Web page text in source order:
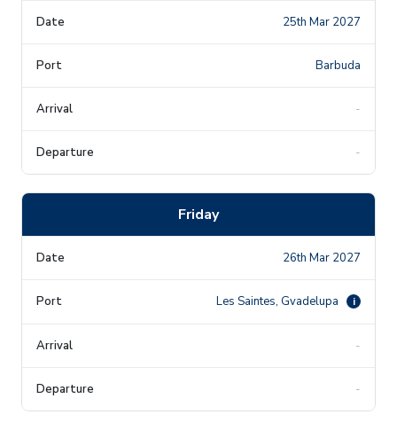
25th Mar 2027
Barbuda
-
-
Friday
26th Mar 2027
Les Saintes, Gvadelupa i
-
-